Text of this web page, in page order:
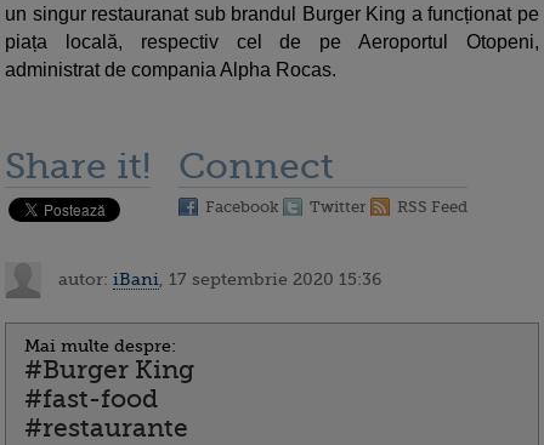
un singur restauranat sub brandul Burger King a funcționat pe
piața locală, respectiv cel de pe Aeroportul Otopeni,
administrat de compania Alpha Rocas.
Share it! Connect
Facebook Twitter RSS Feed
autor: iBani , 17 septembrie 2020 15:36
Mai multe despre:
#Burger King
#fast-food
#restaurante